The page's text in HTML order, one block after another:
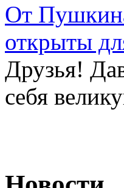
От
открыты
Друзья!
себя